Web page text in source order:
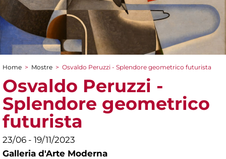
Tu sei qui
Home > Mostre > Osvaldo Peruzzi - Splendore geometrico futurista
Osvaldo Peruzzi -
Splendore geometrico
futurista
23/06 - 19/11/2023
Galleria d'Arte Moderna